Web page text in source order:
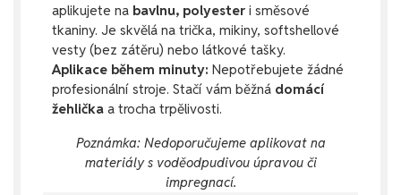
aplikujete na bavlnu, polyester i směsové
tkaniny. Je skvělá na trička, mikiny, softshellové
vesty (bez zátěru) nebo látkové tašky.
Aplikace během minuty: Nepotřebujete žádné
profesionální stroje. Stačí vám běžná domácí
žehlička a trocha trpělivosti.
Poznámka: Nedoporučujeme aplikovat na
materiály s voděodpudivou úpravou či
impregnací.